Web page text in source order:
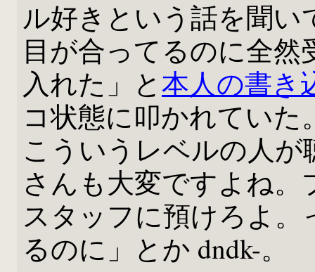
ル好きという話を聞
目が合ってるのに全
入れた」と本人の書き
コ状態に叩かれてい
こういうレベルの人
さんも大変ですよね
スタッフに預けろよ
るのに」とか dndk-。